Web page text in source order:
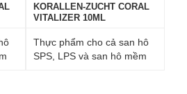
KORALLEN-ZUCHT CORAL
VITALIZER 10ML
Thực phẩm cho cả san hô
SPS, LPS và san hô mềm